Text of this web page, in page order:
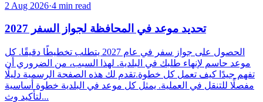
2 Aug 2026·4 min read
تحديد موعد في المحافظة لجواز السفر 2027
الحصول على جواز سفر في عام 2027 يتطلب تخطيطًا دقيقًا. كل
موعد حاسم لإنهاء طلبك في البلدية. لهذا السبب، من الضروري أن
تفهم جيدًا كيف تعمل كل خطوة.تقدم لك هذه الصفحة الرسمية دليلًا
مفصلًا للتنقل في العملية. يمثل كل موعد في البلدية خطوة أساسية
لتأكيد وث...